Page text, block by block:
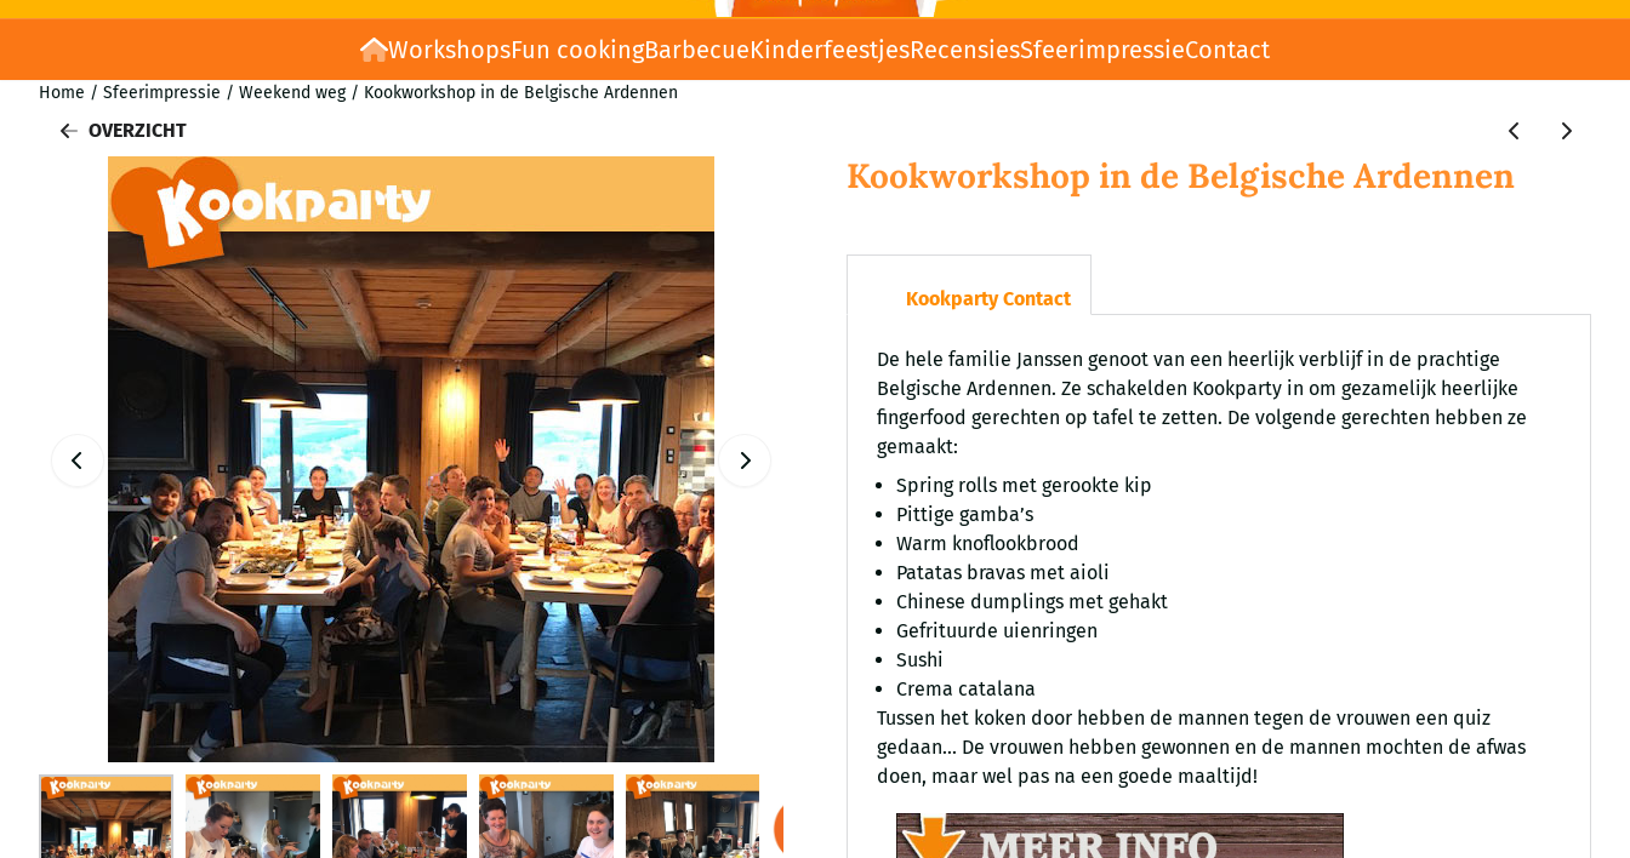
WorkshopsFun cookingBarbecueKinderfeestjesRecensiesSfeerimpressieContact
Home / Sfeerimpressie / Weekend weg / Kookworkshop in de Belgische Ardennen
OVERZICHT
Kookworkshop in de Belgische Ardennen
Kookparty Contact
De hele familie Janssen genoot van een heerlijk verblijf in de prachtige
Belgische Ardennen. Ze schakelden Kookparty in om gezamelijk heerlijke
fingerfood gerechten op tafel te zetten. De volgende gerechten hebben ze
gemaakt:
Spring rolls met gerookte kip
Pittige gamba’s
Warm knoflookbrood
Patatas bravas met aioli
Chinese dumplings met gehakt
Gefrituurde uienringen
Sushi
Crema catalana
Tussen het koken door hebben de mannen tegen de vrouwen een quiz
gedaan... De vrouwen hebben gewonnen en de mannen mochten de afwas
doen, maar wel pas na een goede maaltijd!